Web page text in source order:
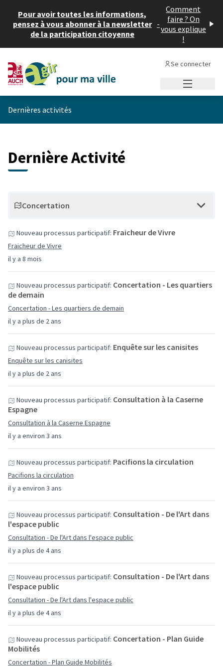
Pour avoir toutes les informations,
pensez à vous abonner à la newsletter
de la participation citoyenne
-
Comment
faire ? On
vous explique
!
Se connecter
Dernières activités
Dernière Activité
Concertation
il y a 8 mois
Nouveau processus participatif: Fraicheur de Vivre
Fraicheur de Vivre
il y a plus de 2 ans
Nouveau processus participatif: Concertation - Les quartiers
de demain
Concertation - Les quartiers de demain
il y a plus de 2 ans
Nouveau processus participatif: Enquête sur les canisites
Enquête sur les canisites
il y a environ 3 ans
Nouveau processus participatif: Consultation à la Caserne
Espagne
Consultation à la Caserne Espagne
il y a environ 3 ans
Nouveau processus participatif: Pacifions la circulation
Pacifions la circulation
il y a plus de 4 ans
Nouveau processus participatif: Consultation - De l'Art dans
l'espace public
Consultation - De l'Art dans l'espace public
il y a plus de 4 ans
Nouveau processus participatif: Consultation - De l'Art dans
l'espace public
Consultation - De l'Art dans l'espace public
Nouveau processus participatif: Concertation - Plan Guide
Mobilités
Concertation - Plan Guide Mobilités